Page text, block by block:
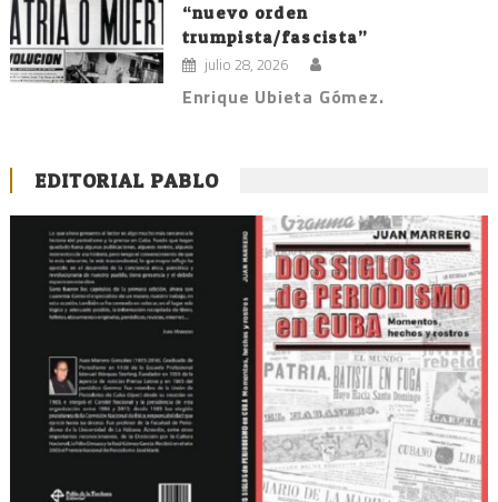
“nuevo orden
trumpista/fascista”
julio 28, 2026
Enrique Ubieta Gómez.
EDITORIAL PABLO